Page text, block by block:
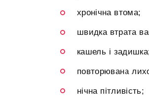
хронічна втома;
швидка втрата
кашель і
повторювана
нічна пітливість;